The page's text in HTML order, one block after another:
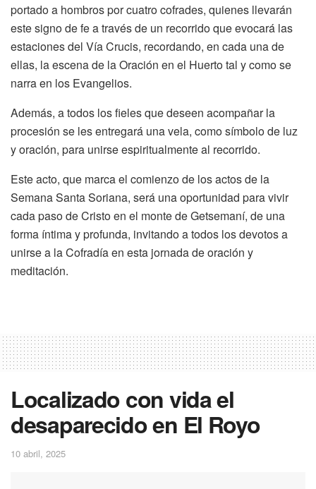
portado a hombros por cuatro cofrades, quienes llevarán
este signo de fe a través de un recorrido que evocará las
estaciones del Vía Crucis, recordando, en cada una de
ellas, la escena de la Oración en el Huerto tal y como se
narra en los Evangelios.
Además, a todos los fieles que deseen acompañar la
procesión se les entregará una vela, como símbolo de luz
y oración, para unirse espiritualmente al recorrido.
Este acto, que marca el comienzo de los actos de la
Semana Santa Soriana, será una oportunidad para vivir
cada paso de Cristo en el monte de Getsemaní, de una
forma íntima y profunda, invitando a todos los devotos a
unirse a la Cofradía en esta jornada de oración y
meditación.
Localizado con vida el
desaparecido en El Royo
10 abril, 2025